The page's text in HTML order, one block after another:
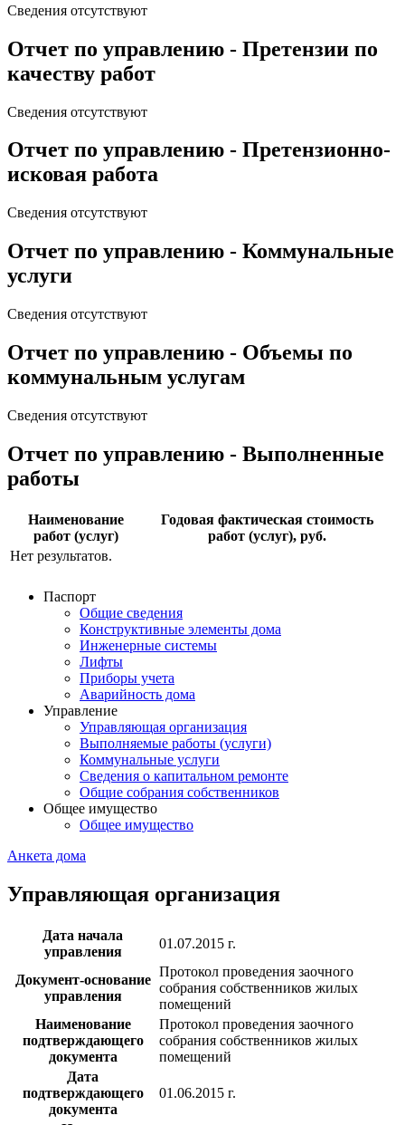
Сведения отсутствуют
Отчет по управлению - Претензии по
качеству работ
Сведения отсутствуют
Отчет по управлению - Претензионно-
исковая работа
Сведения отсутствуют
Отчет по управлению - Коммунальные
услуги
Сведения отсутствуют
Отчет по управлению - Объемы по
коммунальным услугам
Сведения отсутствуют
Отчет по управлению - Выполненные
работы
Наименование
работ (услуг)
Годовая фактическая стоимость
работ (услуг), руб.
Нет результатов.
Паспорт
Общие сведения
Конструктивные элементы дома
Инженерные системы
Лифты
Приборы учета
Аварийность дома
Управление
Управляющая организация
Выполняемые работы (услуги)
Коммунальные услуги
Сведения о капитальном ремонте
Общие собрания собственников
Общее имущество
Общее имущество
Анкета дома
Управляющая организация
Дата начала
управления
01.07.2015 г.
Документ-основание
управления
Протокол проведения заочного
собрания собственников жилых
помещений
Наименование
подтверждающего
документа
Протокол проведения заочного
собрания собственников жилых
помещений
Дата
подтверждающего
документа
01.06.2015 г.